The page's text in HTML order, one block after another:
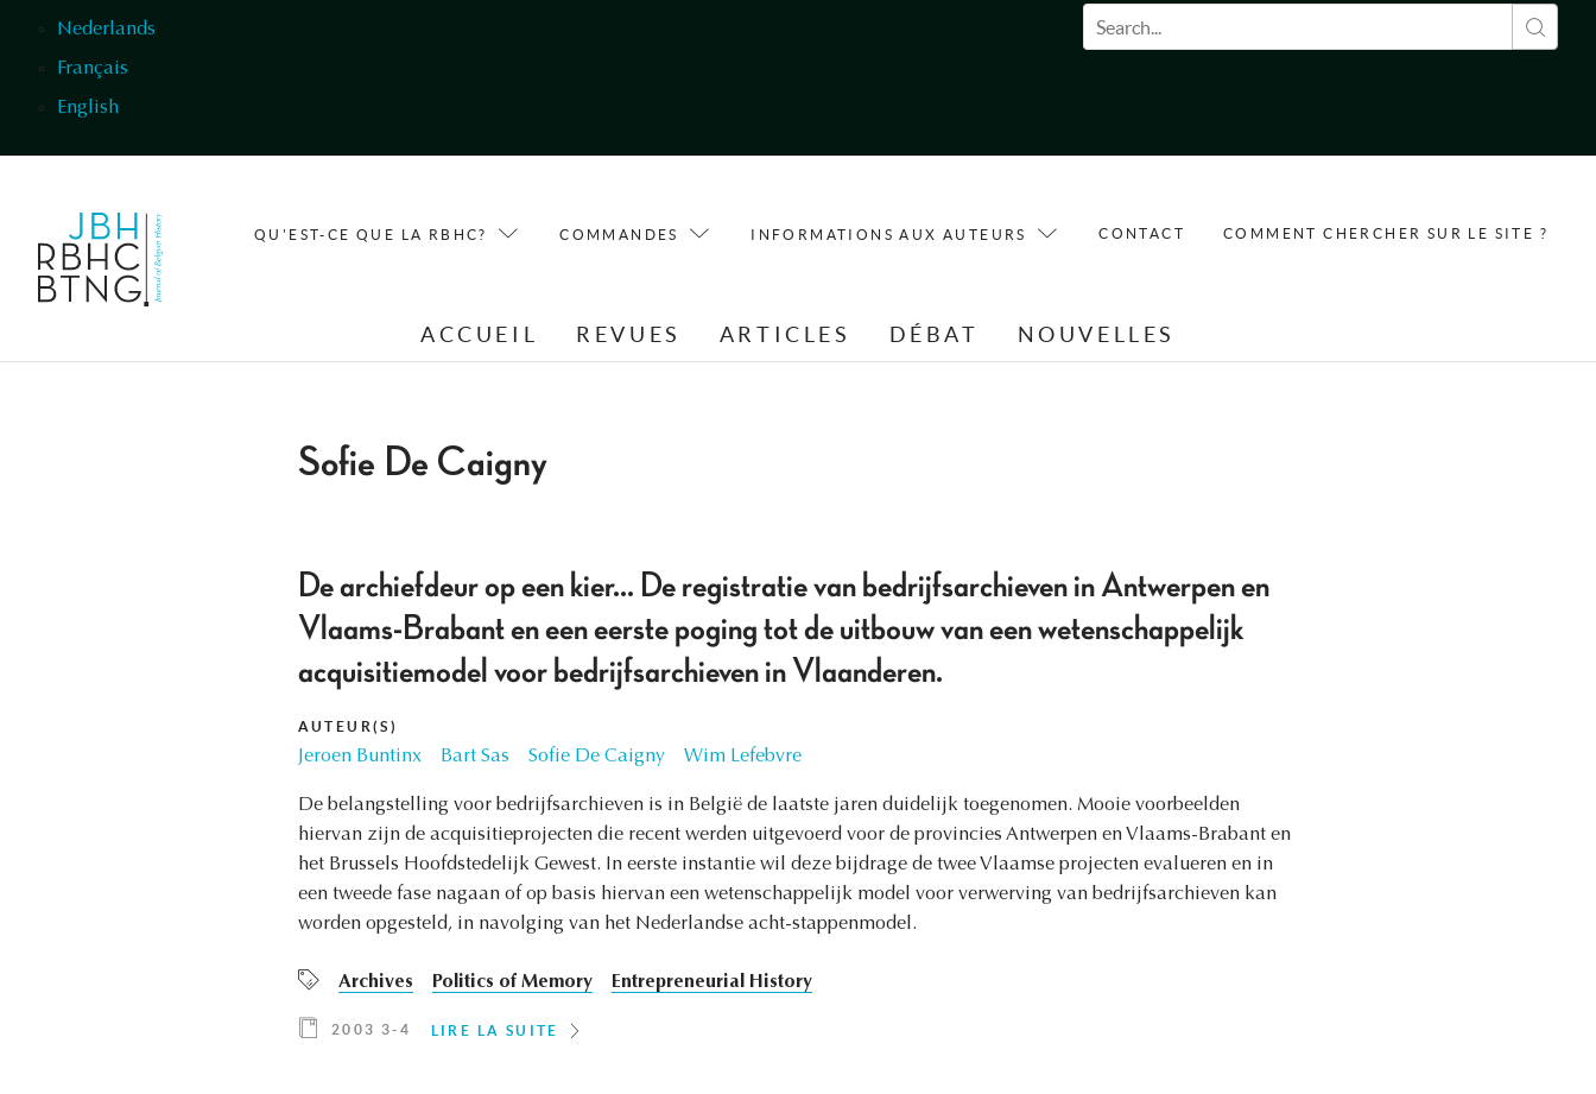
Nederlands
Français
English
Formulaire de recherche
QU'EST-CE QUE LA RBHC? COMMANDES INFORMATIONS AUX AUTEURS CONTACT COMMENT CHERCHER SUR LE SITE ?
ACCUEIL REVUES ARTICLES DÉBAT NOUVELLES
Sofie De Caigny
De archiefdeur op een kier... De registratie van bedrijfsarchieven in Antwerpen en
Vlaams-Brabant en een eerste poging tot de uitbouw van een wetenschappelijk
acquisitiemodel voor bedrijfsarchieven in Vlaanderen.
AUTEUR(S)
Jeroen Buntinx Bart Sas Sofie De Caigny Wim Lefebvre
De belangstelling voor bedrijfsarchieven is in België de laatste jaren duidelijk toegenomen. Mooie voorbeelden
hiervan zijn de acquisitieprojecten die recent werden uitgevoerd voor de provincies Antwerpen en Vlaams-Brabant en
het Brussels Hoofdstedelijk Gewest. In eerste instantie wil deze bijdrage de twee Vlaamse projecten evalueren en in
een tweede fase nagaan of op basis hiervan een wetenschappelijk model voor verwerving van bedrijfsarchieven kan
worden opgesteld, in navolging van het Nederlandse acht-stappenmodel.
Archives Politics of Memory Entrepreneurial History
2003 3-4 LIRE LA SUITE